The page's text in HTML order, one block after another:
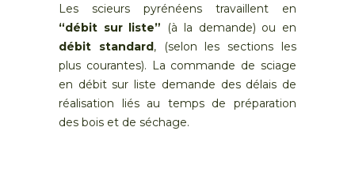
Les scieurs pyrénéens travaillent en
“débit sur liste” (à la demande) ou en
débit standard, (selon les sections les
plus courantes). La commande de sciage
en débit sur liste demande des délais de
réalisation liés au temps de préparation
des bois et de séchage.